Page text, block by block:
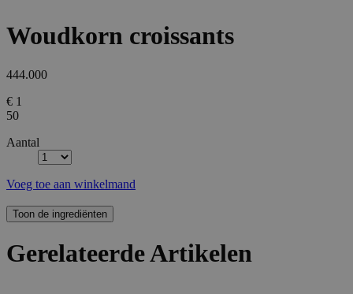
Woudkorn croissants
444.000
€ 1
50
Aantal
Voeg toe aan winkelmand
Gerelateerde Artikelen